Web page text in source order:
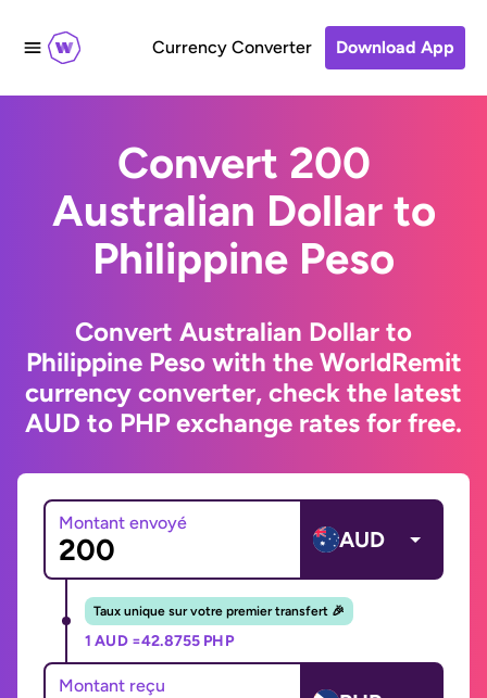
Currency Converter Download App
Convert 200
Australian Dollar to
Philippine Peso
Convert Australian Dollar to
Philippine Peso with the WorldRemit
currency converter, check the latest
AUD to PHP exchange rates for free.
Montant envoyé
AUD
Taux unique sur votre premier transfert 🎉
1 AUD =42.8755 PHP
Montant reçu